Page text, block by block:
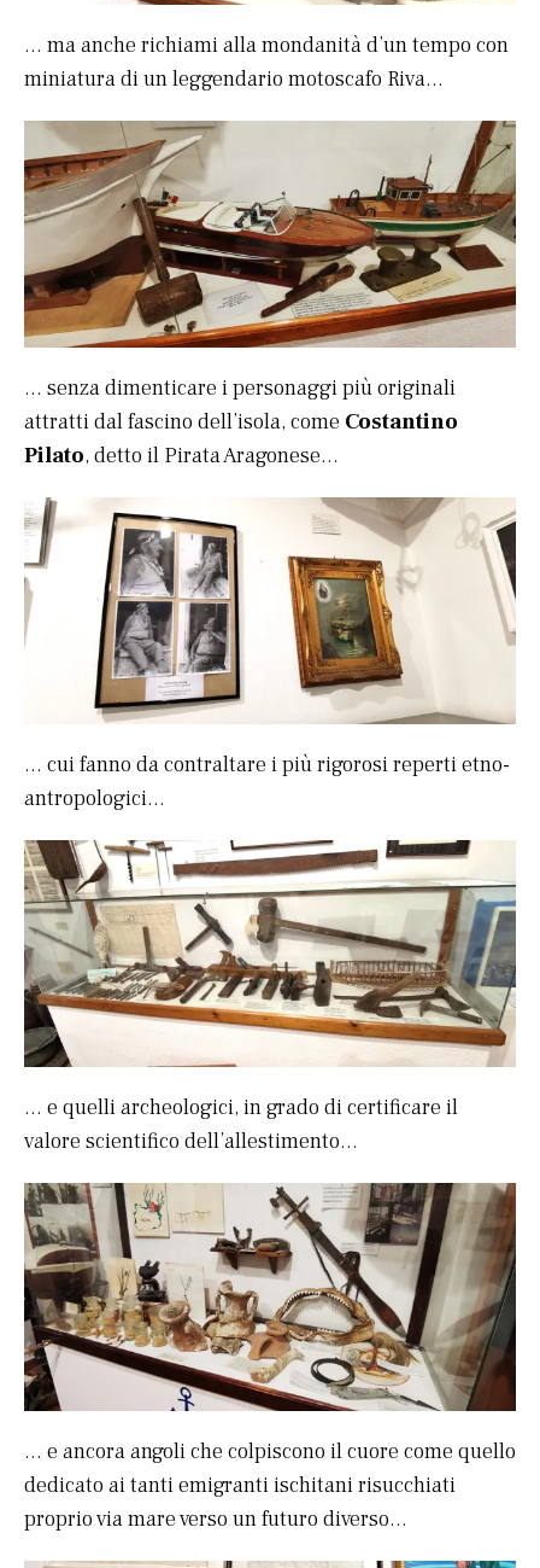
… ma anche richiami alla mondanità d’un tempo con
miniatura di un leggendario motoscafo Riva…
… senza dimenticare i personaggi più originali
attratti dal fascino dell’isola, come Costantino
Pilato, detto il Pirata Aragonese…
… cui fanno da contraltare i più rigorosi reperti etno-
antropologici…
… e quelli archeologici, in grado di certificare il
valore scientifico dell’allestimento…
… e ancora angoli che colpiscono il cuore come quello
dedicato ai tanti emigranti ischitani risucchiati
proprio via mare verso un futuro diverso…